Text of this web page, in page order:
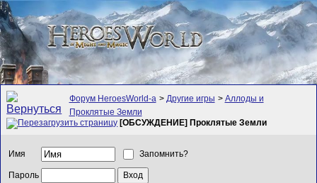
Форум HeroesWorld-а > Другие игры > Аллоды и
Проклятые Земли
[ОБСУЖДЕНИЕ] Проклятые Земли
Имя Запомнить?
Пароль